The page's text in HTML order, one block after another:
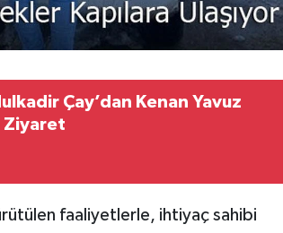
Çay’dan Kenan Yavuz
Ziyaret
faaliyetlerle, ihtiyaç sahibi